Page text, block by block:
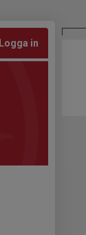
Logga in